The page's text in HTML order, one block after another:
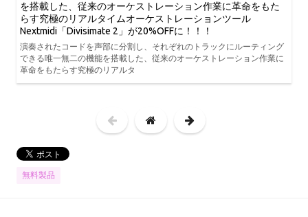
を搭載した、従来のオーケストレーション作業に革命をもた
らす究極のリアルタイムオーケストレーションツール
Nextmidi「Divisimate 2」が20%OFFに！！！
演奏されたコードを声部に分割し、それぞれのトラックにルーティング
できる唯一無二の機能を搭載した、従来のオーケストレーション作業に
革命をもたらす究極のリアルタ
無料製品